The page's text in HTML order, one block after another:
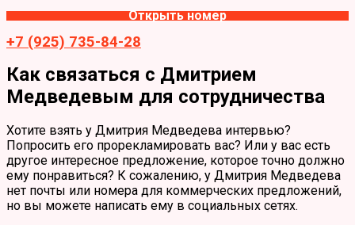
Открыть номер
+7 (925) 735-84-28
Как связаться с Дмитрием
Медведевым для сотрудничества
Хотите взять у Дмитрия Медведева интервью?
Попросить его прорекламировать вас? Или у вас есть
другое интересное предложение, которое точно должно
ему понравиться? К сожалению, у Дмитрия Медведева
нет почты или номера для коммерческих предложений,
но вы можете написать ему в социальных сетях.